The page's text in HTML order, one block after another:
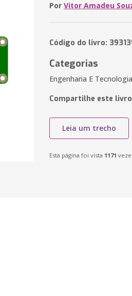
Por Vitor Amadeu
Código do livro:
Categorias
Engenharia E
Compartilhe este livro
Leia um trecho
Esta página foi vista 1171